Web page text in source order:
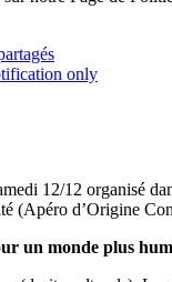
only
12/12 organisé
(Apéro d’Origine
un monde plus